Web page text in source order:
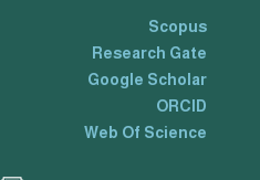
Scopus
Research Gate
Google Scholar
ORCID
Web Of Science